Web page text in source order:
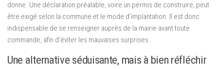
donne. Une déclaration préalable, voire un permis de construire, peut
être exigé selon la commune et le mode d’implantation. Il est donc
indispensable de se renseigner auprès de la mairie avant toute
commande, afin d’éviter les mauvaises surprises.
Une alternative séduisante, mais à bien réfléchir